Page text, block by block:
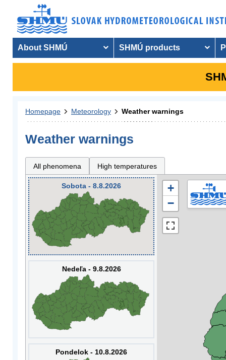
About SHMÚ SHMÚ products
Homepage Meteorology Weather warnings
Weather warnings
All phenomena High temperatures
Sobota - 8.8.2026
Nedeľa - 9.8.2026
Pondelok - 10.8.2026
+
−